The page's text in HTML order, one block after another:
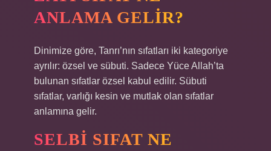
ANLAMA GELIR?
Dinimize göre, Tanrı’nın sıfatları iki kategoriye
ayrılır: özsel ve sübuti. Sadece Yüce Allah’ta
bulunan sıfatlar özsel kabul edilir. Sübuti
sıfatlar, varlığı kesin ve mutlak olan sıfatlar
anlamına gelir.
SELBI SIFAT NE